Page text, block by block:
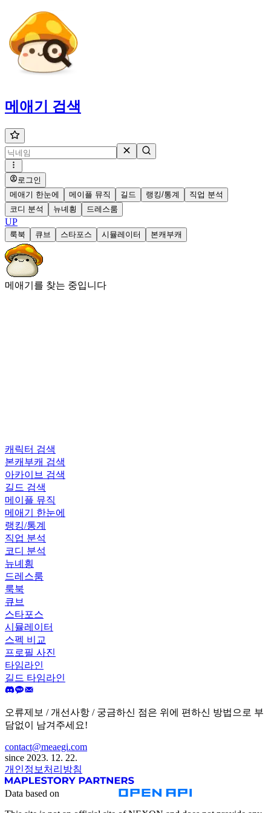
메애기 검색
로그인
메애기 한눈에
메이플 뮤직 길드 랭킹/통계
직업 분석
코디 분석
뉴녜힁 드레스룸
UP
룩북 큐브 스타포스 시뮬레이터 본캐부캐
메애기를 찾는 중입니다
캐릭터 검색
본캐부캐 검색
아카이브 검색
길드 검색
메이플 뮤직
메애기 한눈에
랭킹/통계
직업 분석
코디 분석
뉴녜힁
드레스룸
룩북
큐브
스타포스
시뮬레이터
스펙 비교
프로필 사진
타임라인
길드 타임라인
오류제보 / 개선사항 / 궁금하신 점은 위에 편하신 방법으로 부
담없이 남겨주세요!
contact@meaegi.com
since 2023. 12. 22.
개인정보처리방침
Data based on